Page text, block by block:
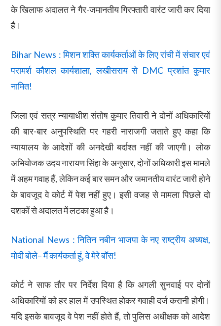
के खिलाफ अदालत ने गैर-जमानतीय गिरफ्तारी वारंट जारी कर दिया
है।
Bihar News : मिशन शक्ति कार्यकर्ताओं के लिए रांची में संचार एवं
परामर्श कौशल कार्यशाला, लखीसराय से DMC प्रशांत कुमार
नामित!
जिला एवं सत्र न्यायाधीश संतोष कुमार तिवारी ने दोनों अधिकारियों
की बार-बार अनुपस्थिति पर गहरी नाराजगी जताते हुए कहा कि
न्यायालय के आदेशों की अनदेखी बर्दाश्त नहीं की जाएगी। लोक
अभियोजक उदय नारायण सिंहा के अनुसार, दोनों अधिकारी इस मामले
में अहम गवाह हैं, लेकिन कई बार समन और जमानतीय वारंट जारी होने
के बावजूद वे कोर्ट में पेश नहीं हुए। इसी वजह से मामला पिछले दो
दशकों से अदालत में लटका हुआ है।
National News : नितिन नबीन भाजपा के नए राष्ट्रीय अध्यक्ष,
मोदी बोले– मैं कार्यकर्ता हूं, वे मेरे बॉस!
कोर्ट ने साफ तौर पर निर्देश दिया है कि अगली सुनवाई पर दोनों
अधिकारियों को हर हाल में उपस्थित होकर गवाही दर्ज करानी होगी।
यदि इसके बावजूद वे पेश नहीं होते हैं, तो पुलिस अधीक्षक को आदेश